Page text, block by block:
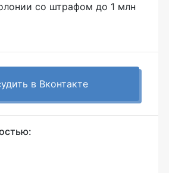
со штрафом до 1 млн
в Вконтакте